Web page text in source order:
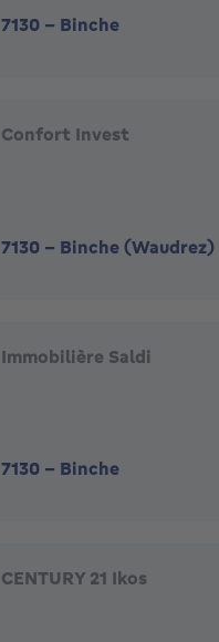
7130 - Binche
Confort Invest
7130 - Binche (Waudrez)
Immobilière Saldi
7130 - Binche
CENTURY 21 Ikos